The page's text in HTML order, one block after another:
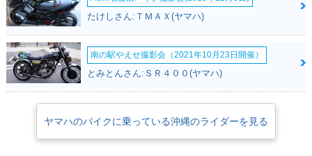
たけしさん:ＴＭＡＸ(ヤマハ)
南の駅やえせ撮影会（2021年10月23日開催）
とみとんさん:ＳＲ４００(ヤマハ)
ヤマハのバイクに乗っている沖縄のライダーを見る